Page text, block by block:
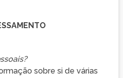
sobre si de várias